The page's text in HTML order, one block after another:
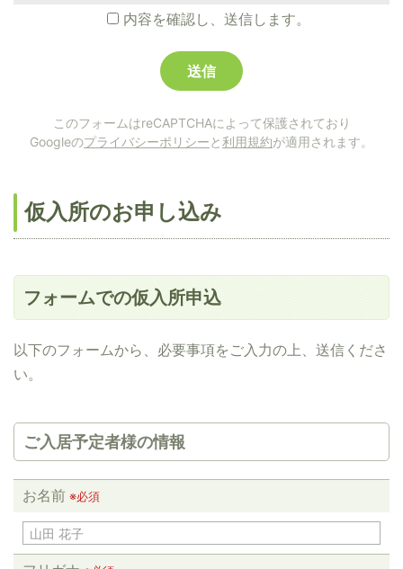
内容を確認し、送信します。
このフォームはreCAPTCHAによって保護されており
Googleのプライバシーポリシーと利用規約が適用されます。
仮入所のお申し込み
フォームでの仮入所申込
以下のフォームから、必要事項をご入力の上、送信くださ
い。
ご入居予定者様の情報
お名前 ※必須